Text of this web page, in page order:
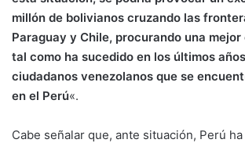
millón de bolivianos cruzando las
Paraguay y Chile, procurando una
tal como ha sucedido en los últimos
ciudadanos venezolanos que se
en el Perú«.
Cabe señalar que, ante situación, Perú